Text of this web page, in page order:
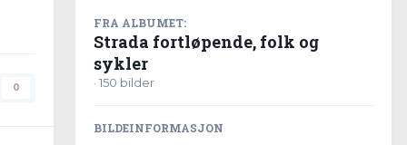
0
FRA ALBUMET:
Strada fortløpende, folk og
sykler
· 150 bilder
BILDEINFORMASJON